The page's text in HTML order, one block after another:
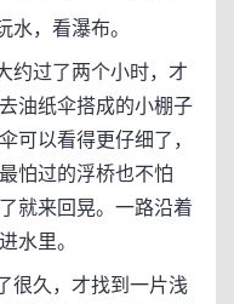
，看瀑布。
过了两个小时，才
油纸伞搭成的小棚子
可以看得更仔细了，
怕过的浮桥也不怕
就来回晃。一路沿着
水里。
久，才找到一片浅